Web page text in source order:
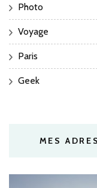
Photo
Voyage
Paris
Geek
MES